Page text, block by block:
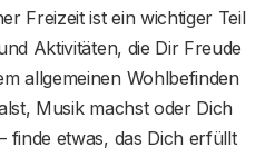
Freizeit ist ein wichtiger Teil
Aktivitäten, die Dir Freude
allgemeinen Wohlbefinden
Musik machst oder Dich
finde etwas, das Dich erfüllt